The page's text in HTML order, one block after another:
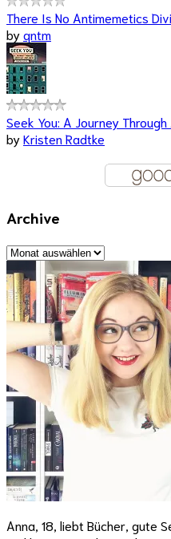
There Is No Antimemetics
byqntm
Seek You: A Journey
byKristen Radtke
Archive
Archive
Anna, 18, liebt Bücher, gute